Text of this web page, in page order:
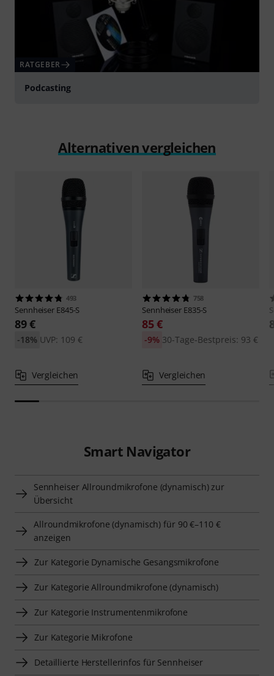
RATGEBER
Podcasting
Alternativen vergleichen
493
Sennheiser E845-S
89 €
UVP: 109 €
-18%
Vergleichen
758
Sennheiser E835-S
85 €
30-Tage-Bestpreis: 93 €
-9%
Vergleichen
Smart Navigator
Sennheiser Allroundmikrofone (dynamisch) zur
Übersicht
Allroundmikrofone (dynamisch) für 90 €–110 €
anzeigen
Zur Kategorie Dynamische Gesangsmikrofone
Zur Kategorie Allroundmikrofone (dynamisch)
Zur Kategorie Instrumentenmikrofone
Zur Kategorie Mikrofone
Detaillierte Herstellerinfos für Sennheiser